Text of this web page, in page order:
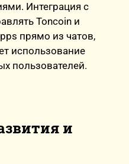
Интеграция с
Toncoin и
прямо из чатов,
использование
пользователей.
и